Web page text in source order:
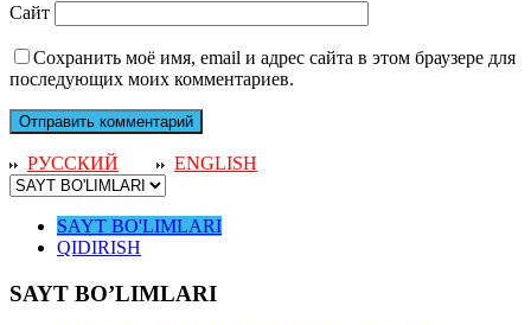
Сайт
Сохранить моё имя, email и адрес сайта в этом браузере для
последующих моих комментариев.
РУССКИЙ ENGLISH
SAYT BO'LIMLARI
QIDIRISH
SAYT BO’LIMLARI